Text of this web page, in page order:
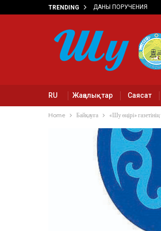
TRENDING ДАНЫ ПОРУЧЕНИЯ
RU Жаңалықтар Саясат
Home Байқауға «Шу өңірі»